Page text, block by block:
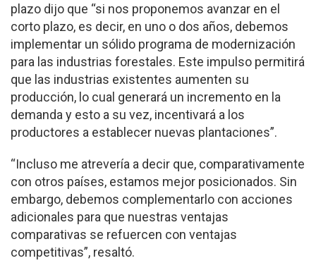
plazo dijo que “si nos proponemos avanzar en el
corto plazo, es decir, en uno o dos años, debemos
implementar un sólido programa de modernización
para las industrias forestales. Este impulso permitirá
que las industrias existentes aumenten su
producción, lo cual generará un incremento en la
demanda y esto a su vez, incentivará a los
productores a establecer nuevas plantaciones”.
“Incluso me atrevería a decir que, comparativamente
con otros países, estamos mejor posicionados. Sin
embargo, debemos complementarlo con acciones
adicionales para que nuestras ventajas
comparativas se refuercen con ventajas
competitivas”, resaltó.